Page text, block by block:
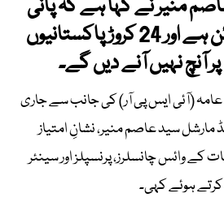
منیر نے کہا ہے کہ پانی
پاکستان کی ریڈ لائن ہے اور 24 کروڑ پاکستانیوں
آنچ نہیں آنے دیں گے۔
(آئی ایس پی آر) کی جانب سے جاری
مارشل سید عاصم منیر، نشانِ امتیاز
وائس چانسلرز، پرنسپلز اور سینئر
ہوئے کہی۔